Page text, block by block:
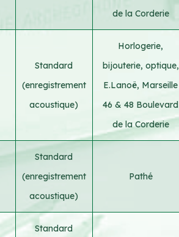
de la Corderie
Standard
(enregistrement
acoustique)
Horlogerie,
bijouterie, optique,
E.Lanoë, Marseille
46 & 48 Boulevard
de la Corderie
Standard
(enregistrement
acoustique)
Pathé
Standard